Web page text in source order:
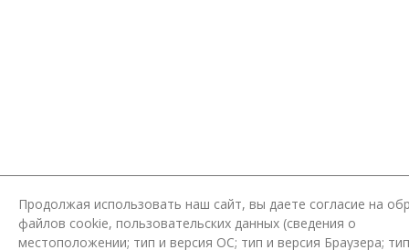
Продолжая использовать наш сайт, вы даете согласие на
файлов cookie, пользовательских данных (сведения о
местоположении; тип и версия ОС; тип и версия Браузера; тип